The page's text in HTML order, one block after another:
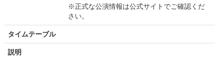
※正式な公演情報は公式サイトでご確認くだ
さい。
タイムテーブル
説明